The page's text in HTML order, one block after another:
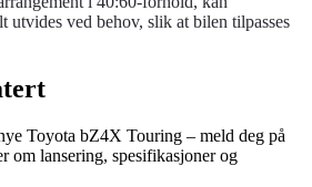
utvides ved behov, slik at bilen tilpasses
Toyota bZ4X Touring – meld deg på
om lansering, spesifikasjoner og